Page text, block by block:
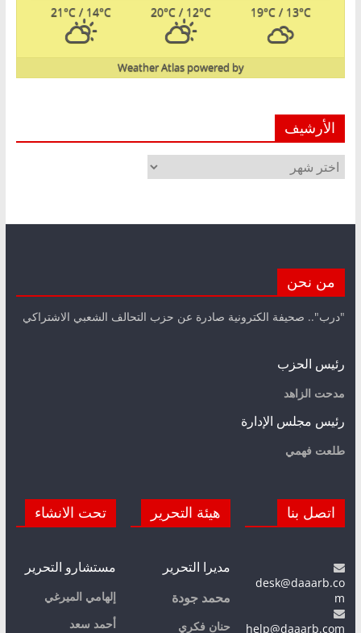
19°C/ 13°C
20°C / 12°C
21°C / 14°C
powered by
Weather Atlas
الأرشيف
الأرشيف
من نحن
"درب".. صحيفة الكترونية صادرة عن حزب التحالف الشعبي الاشتراكي
رئيس الحزب
مدحت الزاهد
رئيس مجلس الإدارة
طلعت فهمي
اتصل بنا
desk@daaarb.co
m
help@daaarb.com
هيئة التحرير
مديرا التحرير
محمد جودة
حنان فكري
تحت الانشاء
مستشارو التحرير
إلهامي الميرغي
أحمد سعد